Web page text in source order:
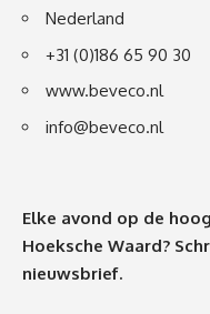
Nederland
+31 (0)186 65 90 30
www.beveco.nl
info@beveco.nl
Elke avond op de
Hoeksche Waard?
nieuwsbrief.